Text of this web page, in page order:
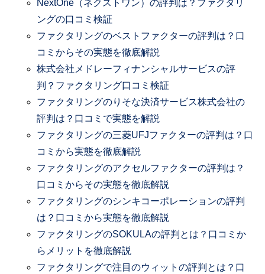
NextOne（ネクストワン）の評判は？ファクタリ
ングの口コミ検証
ファクタリングのベストファクターの評判は？口
コミからその実態を徹底解説
株式会社メドレーフィナンシャルサービスの評
判？ファクタリング口コミ検証
ファクタリングのりそな決済サービス株式会社の
評判は？口コミで実態を解説
ファクタリングの三菱UFJファクターの評判は？口
コミから実態を徹底解説
ファクタリングのアクセルファクターの評判は？
口コミからその実態を徹底解説
ファクタリングのシンキコーポレーションの評判
は？口コミから実態を徹底解説
ファクタリングのSOKULAの評判とは？口コミか
らメリットを徹底解説
ファクタリングで注目のウィットの評判とは？口